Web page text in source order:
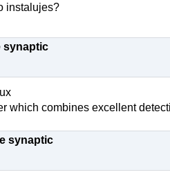
instalujes?
synaptic
which combines excellent
synaptic